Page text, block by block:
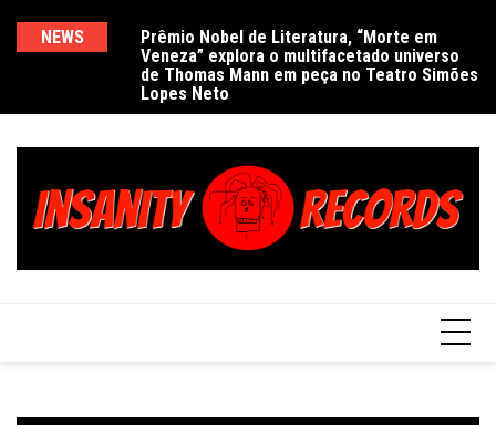
NEWS
Prêmio Nobel de Literatura, “Morte em
Veneza” explora o multifacetado universo
de Thomas Mann em peça no Teatro Simões
Lopes Neto